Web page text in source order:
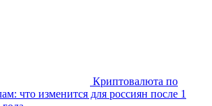
Криптовалюта по
что изменится для россиян после 1